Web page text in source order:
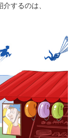
するのは、